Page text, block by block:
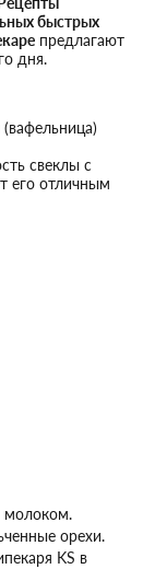
быстрых
предлагают
дня.
(вафельница)
свеклы с
его отличным
молоком.
орехи.
KS в